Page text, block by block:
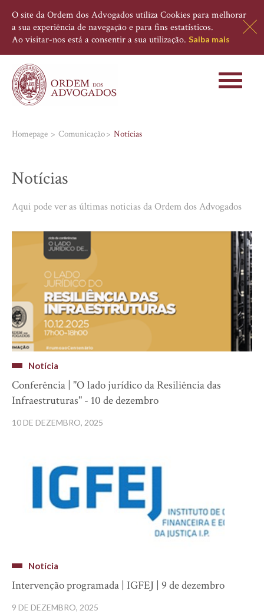
O site da Ordem dos Advogados utiliza Cookies para melhorar
a sua experiência de navegação e para fins estatísticos.
Ao visitar-nos está a consentir a sua utilização. Saiba mais
Toggle
Homepage Comunicação Notícias
Notícias
Aqui pode ver as últimas noticias da Ordem dos Advogados
Notícia
Conferência | "O lado jurídico da Resiliência das
Infraestruturas" - 10 de dezembro
10 DE DEZEMBRO, 2025
Notícia
Intervenção programada | IGFEJ | 9 de dezembro
9 DE DEZEMBRO, 2025